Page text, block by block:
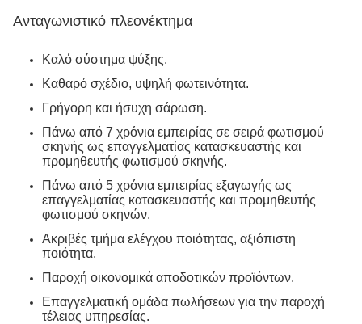
Ανταγωνιστικό πλεονέκτημα
Καλό σύστημα ψύξης.
Καθαρό σχέδιο, υψηλή φωτεινότητα.
Γρήγορη και ήσυχη σάρωση.
Πάνω από 7 χρόνια εμπειρίας σε σειρά φωτισμού
σκηνής ως επαγγελματίας κατασκευαστής και
προμηθευτής φωτισμού σκηνής.
Πάνω από 5 χρόνια εμπειρίας εξαγωγής ως
επαγγελματίας κατασκευαστής και προμηθευτής
φωτισμού σκηνών.
Ακριβές τμήμα ελέγχου ποιότητας, αξιόπιστη
ποιότητα.
Παροχή οικονομικά αποδοτικών προϊόντων.
Επαγγελματική ομάδα πωλήσεων για την παροχή
τέλειας υπηρεσίας.